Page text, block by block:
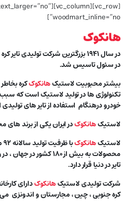
text_larger=”no”
woodmart_inline=”no”]
هانکوک
در سال ۱۹۴۱ بزرگترین شرکت تولیدی تایر کره جنوبی به نام لاستیک
در سئول تاسیس شد.
بیشتر محبوبیت لاستیکهانکوککره
تکنولوژی ها در تولید لاستیک است که
خودرو درهنگام استفاده از تایر های
لاستیکهانکوکدر ایران یکی از برند
لاستیکهانکوک
محصولات به بیش از ۱۸۰
تایر در دنیا قرار دارد.
شرکت تولیدی لاستیکهانکوکدارای
کره جنوبی ، چین ، مجارستان و اندونزی